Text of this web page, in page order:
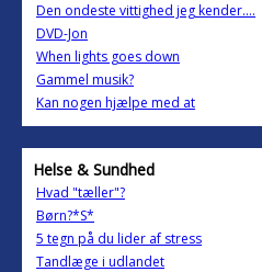
Den ondeste vittighed jeg kender....
DVD-Jon
When lights goes down
Gammel musik?
Kan nogen hjælpe med at
Helse & Sundhed
Hvad "tæller"?
Børn?*S*
5 tegn på du lider af stress
Tandlæge i udlandet